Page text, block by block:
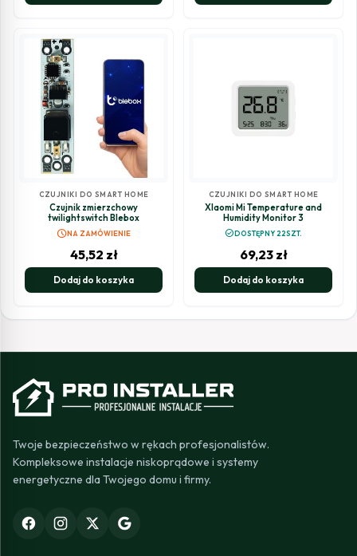
CZUJNIKI DO SMART HOME
Czujnik zmierzchowy
twilightswitch Blebox
scheduleNA ZAMÓWIENIE
45,52 zł
Dodaj do koszyka
CZUJNIKI DO SMART HOME
XIaomi Mi Temperature and
Humidity Monitor 3
check_circleDOSTĘPNY 22SZT.
69,23 zł
Dodaj do koszyka
Twoje bezpieczeństwo w rękach profesjonalistów.
Kompleksowe instalacje niskoprądowe i systemy
energetyczne dla Twojego domu i firmy.